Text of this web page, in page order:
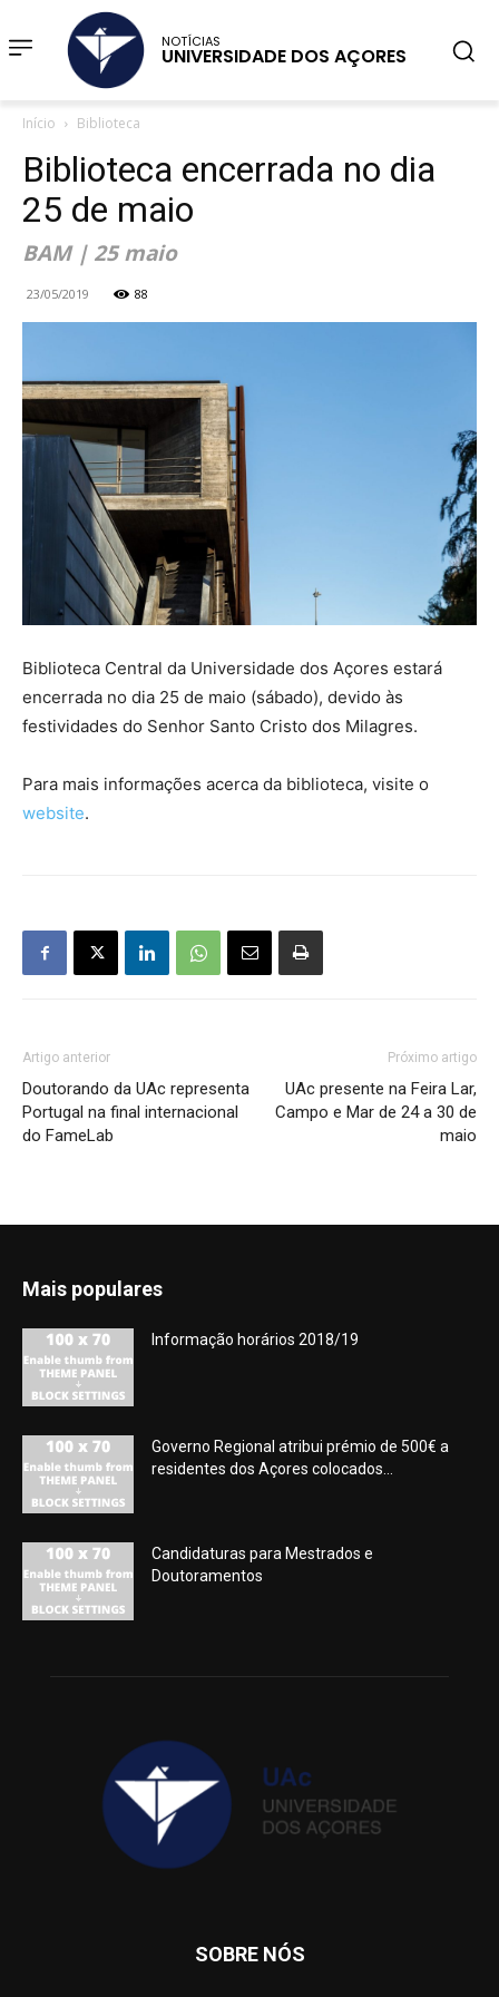
NOTÍCIAS
UNIVERSIDADE DOS AÇORES
Início Biblioteca
Biblioteca encerrada no dia
25 de maio
BAM | 25 maio
23/05/2019 88
Biblioteca Central da Universidade dos Açores estará
encerrada no dia 25 de maio (sábado), devido às
festividades do Senhor Santo Cristo dos Milagres.
Para mais informações acerca da biblioteca, visite o
website.
Artigo anterior
Doutorando da UAc representa
Portugal na final internacional
do FameLab
Próximo artigo
UAc presente na Feira Lar,
Campo e Mar de 24 a 30 de
maio
Mais populares
Informação horários 2018/19
Governo Regional atribui prémio de 500€ a
residentes dos Açores colocados...
Candidaturas para Mestrados e
Doutoramentos
SOBRE NÓS